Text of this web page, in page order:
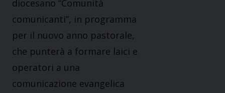
diocesano “Comunità
comunicanti”, in programma
per il nuovo anno pastorale,
che punterà a formare laici e
operatori a una
comunicazione evangelica